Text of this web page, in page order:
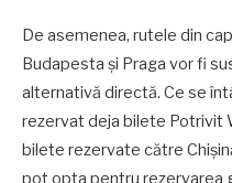
De asemenea, rutele din
Budapesta și Praga vor fi
alternativă directă. Ce se
rezervat deja bilete Potrivit
bilete rezervate către
pot opta pentru rezervarea